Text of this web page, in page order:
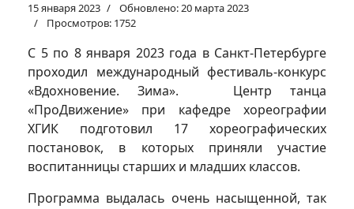
15 января 2023
Обновлено: 20 марта 2023
Просмотров: 1752
С 5 по 8 января 2023 года в Санкт-Петербурге
проходил международный фестиваль-конкурс
«Вдохновение. Зима». Центр танца
«ПроДвижение» при кафедре хореографии
ХГИК подготовил 17 хореографических
постановок, в которых приняли участие
воспитанницы старших и младших классов.
Программа выдалась очень насыщенной, так